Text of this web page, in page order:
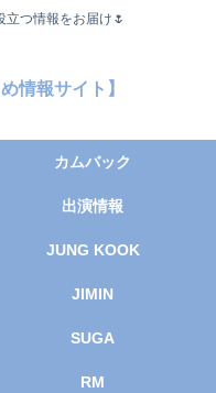
立つ情報をお届け🌷
情報サイト】
カムバック
出演情報
JUNG KOOK
JIMIN
SUGA
RM